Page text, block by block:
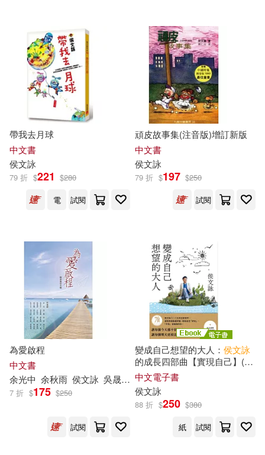
帶我去月球
中文書
侯文詠
79 折 $221 $280
電
試閱
頑皮故事集(注音版)增訂新版
中文書
侯文詠
79 折 $197 $250
試閱
為愛啟程
中文書
余光中 余秋雨 侯文詠 吳晟 孟東籬 林太乙
7 折 $175 $250
試閱
變成自己想望的大人： 侯文詠
的成長四部曲【實現自己】(侯
文詠二○二五年全新創作!) (電
子書)
中文電子書
侯文詠
88 折 $250 $380
紙
試閱